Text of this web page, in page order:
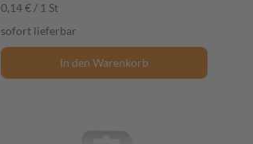
0,14 € / 1 St
sofort lieferbar
In den Warenkorb